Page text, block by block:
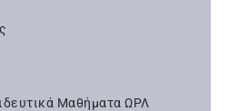
Μαθήματα ΩΡΛ